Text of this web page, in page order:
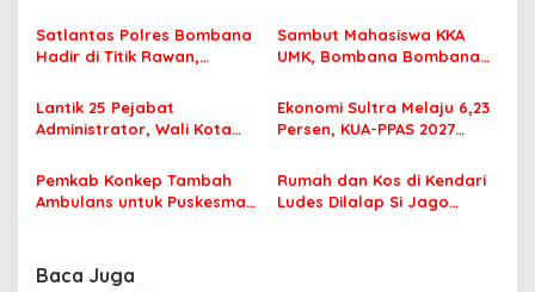
i
o
s
Korupsi Jembatan Cirauci II
Perlu Lagi ke Kendari
Satlantas Polres Bombana
Hadir di Titik Rawan,
Sekolah dengan Aman
Sambut Mahasiswa KKA
UMK, Bombana Bombana
Sasaran
Lantik 25 Pejabat
Administrator, Wali Kota
Berintegritas dan
Profesional Layani
Masyarakat
Ekonomi Sultra Melaju 6,23
Persen, KUA-PPAS 2027
Pemkab Konkep Tambah
Ambulans untuk Puskesmas
Rumah dan Kos di Kendari
Ludes Dilalap Si Jago
Baca Juga